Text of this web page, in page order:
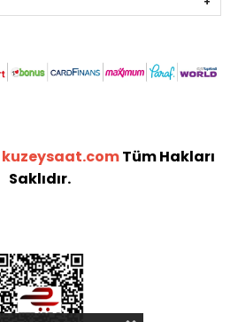
kuzeysaat.comTüm Hakları
Saklıdır.